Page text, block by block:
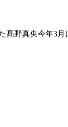
髙野真央今年3